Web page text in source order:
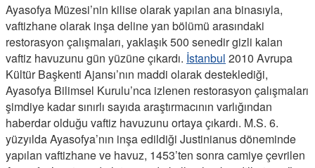
Ayasofya Müzesi’nin kilise olarak yapılan ana binasıyla,
vaftizhane olarak inşa deline yan bölümü arasındaki
restorasyon çalışmaları, yaklaşık 500 senedir gizli kalan
vaftiz havuzunu gün yüzüne çıkardı. İstanbul 2010 Avrupa
Kültür Başkenti Ajansı’nın maddi olarak desteklediği,
Ayasofya Bilimsel Kurulu’nca izlenen restorasyon çalışmaları
şimdiye kadar sınırlı sayıda araştırmacının varlığından
haberdar olduğu vaftiz havuzunu ortaya çıkardı. M.S. 6.
yüzyılda Ayasofya’nın inşa edildiği Justinianus döneminde
yapılan vaftizhane ve havuz, 1453’ten sonra camiye çevrilen